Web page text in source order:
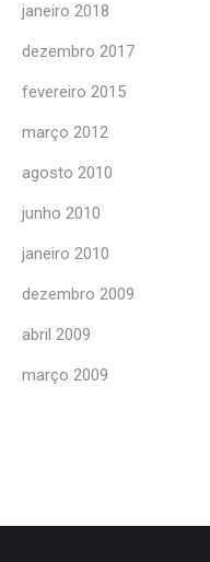
janeiro 2018
dezembro 2017
fevereiro 2015
março 2012
agosto 2010
junho 2010
janeiro 2010
dezembro 2009
abril 2009
março 2009